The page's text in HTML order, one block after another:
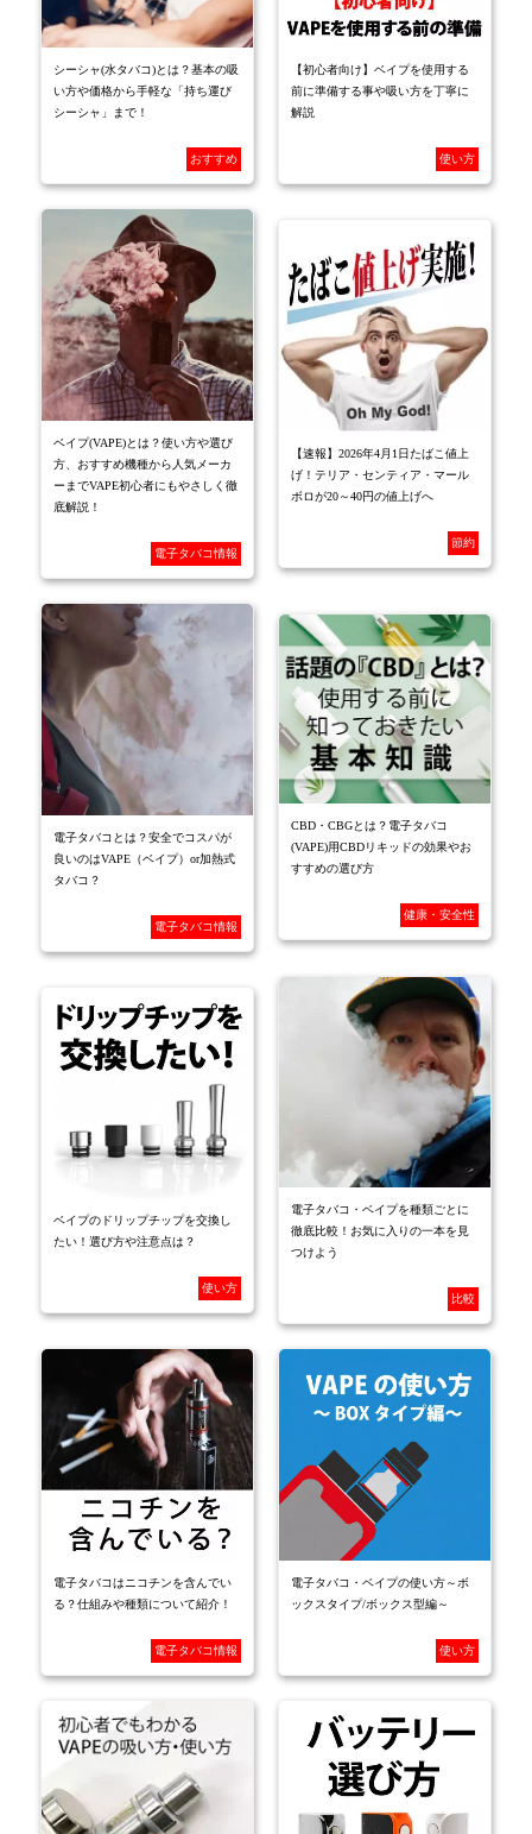
シーシャ(水タバコ)とは？基本の吸
い方や価格から手軽な「持ち運び
シーシャ」まで！
おすすめ
【初心者向け】ベイプを使用する
前に準備する事や吸い方を丁寧に
解説
使い方
ベイプ(VAPE)とは？使い方や選び
方、おすすめ機種から人気メーカ
ーまでVAPE初心者にもやさしく徹
底解説！
電子タバコ情報
【速報】2026年4月1日たばこ値上
げ！テリア・センティア・マール
ボロが20～40円の値上げへ
節約
電子タバコとは？安全でコスパが
良いのはVAPE（ベイプ）or加熱式
タバコ？
電子タバコ情報
CBD・CBGとは？電子タバコ
(VAPE)用CBDリキッドの効果やお
すすめの選び方
健康・安全性
ベイプのドリップチップを交換し
たい！選び方や注意点は？
使い方
電子タバコ・ベイプを種類ごとに
徹底比較！お気に入りの一本を見
つけよう
比較
電子タバコはニコチンを含んでい
る？仕組みや種類について紹介！
電子タバコ情報
電子タバコ・ベイプの使い方～ボ
ックスタイプ/ボックス型編～
使い方